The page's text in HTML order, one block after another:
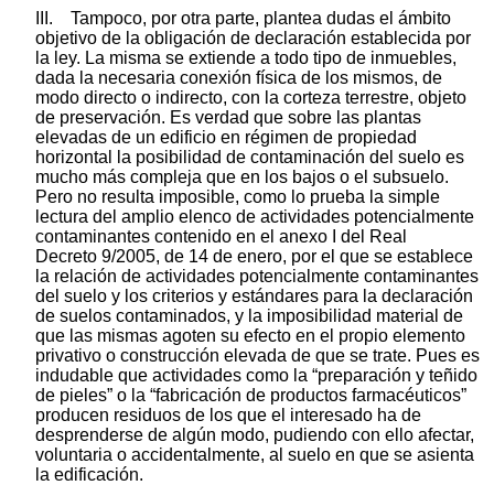
III. Tampoco, por otra parte, plantea dudas el ámbito
objetivo de la obligación de declaración establecida por
la ley. La misma se extiende a todo tipo de inmuebles,
dada la necesaria conexión física de los mismos, de
modo directo o indirecto, con la corteza terrestre, objeto
de preservación. Es verdad que sobre las plantas
elevadas de un edificio en régimen de propiedad
horizontal la posibilidad de contaminación del suelo es
mucho más compleja que en los bajos o el subsuelo.
Pero no resulta imposible, como lo prueba la simple
lectura del amplio elenco de actividades potencialmente
contaminantes contenido en el anexo I del Real
Decreto 9/2005, de 14 de enero, por el que se establece
la relación de actividades potencialmente contaminantes
del suelo y los criterios y estándares para la declaración
de suelos contaminados, y la imposibilidad material de
que las mismas agoten su efecto en el propio elemento
privativo o construcción elevada de que se trate. Pues es
indudable que actividades como la “preparación y teñido
de pieles” o la “fabricación de productos farmacéuticos”
producen residuos de los que el interesado ha de
desprenderse de algún modo, pudiendo con ello afectar,
voluntaria o accidentalmente, al suelo en que se asienta
la edificación.